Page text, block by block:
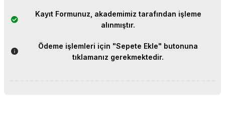
Kayıt Formunuz, akademimiz tarafından işleme
alınmıştır.
Ödeme işlemleri için "Sepete Ekle" butonuna
tıklamanız gerekmektedir.